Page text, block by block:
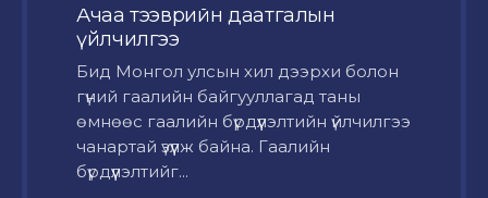
Ачаа тээврийн даатгалын
үйлчилгээ
Бид Монгол улсын хил дээрхи болон
гүний гаалийн байгууллагад таны
өмнөөс гаалийн бүрдүүлэлтийн үйлчилгээ
чанартай үзүүлж байна. Гаалийн
бүрдүүлэлтийг...